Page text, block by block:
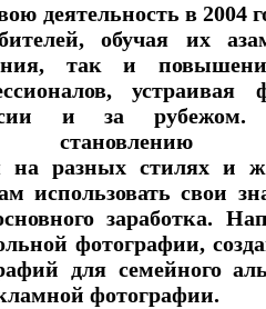
деятельность в 2004
обучая их
так и
и за рубежом.
на разных стилях и
использовать свои
заработка.
фотографии,
для семейного
фотографии.